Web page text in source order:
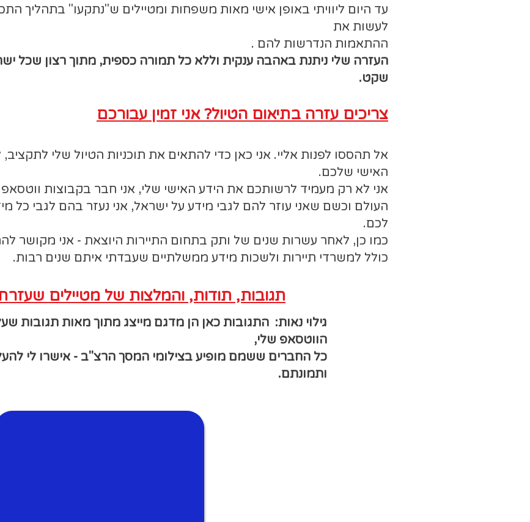
עד היום ליוויתי באופן אישי מאות משפחות ומטיילים ש"נתקעו" בתהליך
לעשות את
ההתאמות הנדרשות להם .
העזרה שלי ניתנת באהבה ענקית וללא כל תמורה כספית, מתוך רצון שכל
שקט.
צריכים עזרה בתיאום הטיול? אני זמין עבורכם
אל תהססו לפנות אליי. אני כאן כדי להתאים את תוכניות הטיול שלי
האישי שלכם.
אני לא רק מעמיד לרשותכם את הידע האישי שלי, אני חבר בקבוצות
העולם וכשם שאני עוזר להם לגבי מידע על ישראל, אני נעזר בהם לגבי כל
לכם.
כמו כן, לאחר עשרות שנים של ותק בתחום התיירות היוצאת - אני מקושר
כולל למשרדי תיירות ולשכות מידע ממשלתיים שעבדתי איתם שנים רבות.
תגובות, תודות, והמלצות של מטיילים
גילוי נאות: התגובות כאן הן מדגם מייצג מתוך מאות תגובות
הווטסאפ שלי,
כל החברים ששמם מופיע בצילומי המסך הרצ"ב - אישרו לי
ותמונתם.